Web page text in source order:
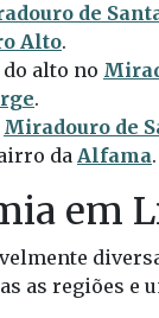
de
Alto.
alto no
.
Miradouro de
daAlfama.
em
as regiões e